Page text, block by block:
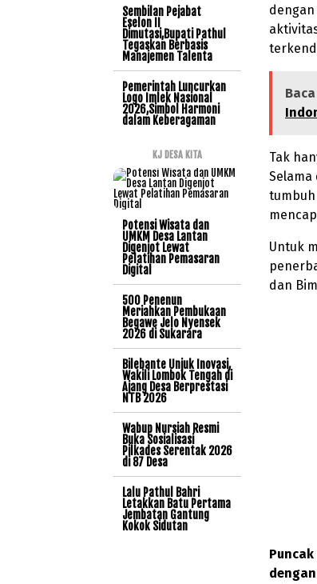
Tak
Untuk
dan
Sembilan Pejabat
Eselon II
Dimutasi,Bupati Pathul
Tegaskan Berbasis
Manajemen Talenta
Pemerintah Luncurkan
Logo Imlek Nasional
2026,Simbol Harmoni
dalam Keberagaman
KJ DESA KITA
Potensi Wisata dan
UMKM Desa Lantan
Digenjot Lewat
Pelatihan Pemasaran
Digital
500 Penenun
Meriahkan Pembukaan
Begawe Jelo Nyensek
2026 di Sukarara
Bilebante Unjuk Inovasi,
Wakili Lombok Tengah di
Ajang Desa Berprestasi
NTB 2026
Wabup Nursiah Resmi
Buka Sosialisasi
Pilkades Serentak 2026
di 87 Desa
Lalu Pathul Bahri
Letakkan Batu Pertama
Jembatan Gantung
Kokok Sidutan